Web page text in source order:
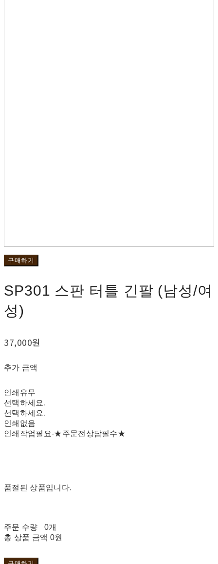
구매하기
SP301 스판 터틀 긴팔 (남성/여
성)
37,000원
추가 금액
인쇄유무
선택하세요.
선택하세요.
인쇄없음
인쇄작업필요-★주문전상담필수★
품절된 상품입니다.
주문 수량
0개
총 상품 금액 0원